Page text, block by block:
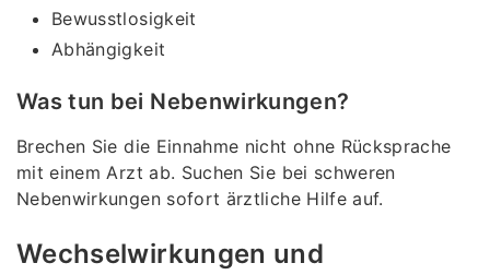
Bewusstlosigkeit
Abhängigkeit
Was tun bei Nebenwirkungen?
Brechen Sie die Einnahme nicht ohne Rücksprache
mit einem Arzt ab. Suchen Sie bei schweren
Nebenwirkungen sofort ärztliche Hilfe auf.
Wechselwirkungen und